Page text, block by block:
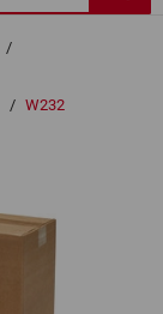
/
/ W232